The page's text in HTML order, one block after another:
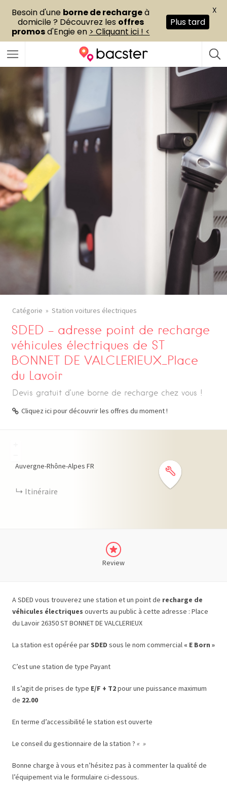
Catégorie Station voitures électriques
SDED – adresse point de recharge
véhicules électriques de ST
BONNET DE VALCLERIEUX_Place
du Lavoir
Devis gratuit d’une borne de recharge chez vous !
Cliquez ici pour découvrir les offres du moment !
Auvergne-Rhône-Alpes FR
Itinéraire
Review
A SDED vous trouverez une station et un point de recharge de
véhicules électriques ouverts au public à cette adresse : Place
du Lavoir 26350 ST BONNET DE VALCLERIEUX
La station est opérée par SDED sous le nom commercial « E Born »
C’est une station de type Payant
Il s’agit de prises de type E/F + T2pour une puissance maximum
de 22.00
En terme d’accessibilité le station est ouverte
Le conseil du gestionnaire de la station ? « »
Bonne charge à vous et n’hésitez pas à commenter la qualité de
l’équipement via le formulaire ci-dessous.
Besoin d'une borne de rechargeà
domicile ? Découvrez les offres
promosd'Engie en > Cliquant ici ! <
Plus tard
X